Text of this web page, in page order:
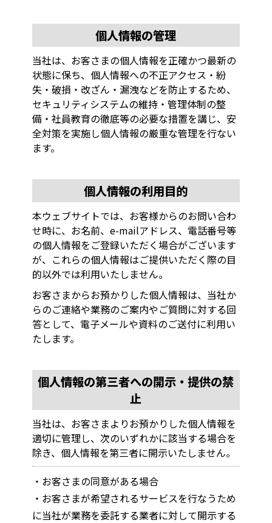
個人情報の管理
当社は、お客さまの個人情報を正確かつ最新の
状態に保ち、個人情報への不正アクセス・紛
失・破損・改ざん・漏洩などを防止するため、
セキュリティシステムの維持・管理体制の整
備・社員教育の徹底等の必要な措置を講じ、安
全対策を実施し個人情報の厳重な管理を行ない
ます。
個人情報の利用目的
本ウェブサイトでは、お客様からのお問い合わ
せ時に、お名前、e-mailアドレス、電話番号等
の個人情報をご登録いただく場合がございます
が、これらの個人情報はご提供いただく際の目
的以外では利用いたしません。
お客さまからお預かりした個人情報は、当社か
らのご連絡や業務のご案内やご質問に対する回
答として、電子メールや資料のご送付に利用い
たします。
個人情報の第三者への開示・提供の禁
止
当社は、お客さまよりお預かりした個人情報を
適切に管理し、次のいずれかに該当する場合を
除き、個人情報を第三者に開示いたしません。
・お客さまの同意がある場合
・お客さまが希望されるサービスを行なうため
に当社が業務を委託する業者に対して開示する